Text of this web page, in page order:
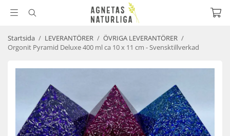
Startsida / LEVERANTÖRER / ÖVRIGA LEVERANTÖRER /
Orgonit Pyramid Deluxe 400 ml ca 10 x 11 cm - Svensktillverkad